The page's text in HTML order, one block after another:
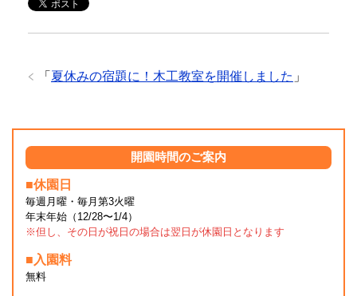
「 夏休みの宿題に！木工教室を開催しました 」
開園時間のご案内
■休園日
毎週月曜・毎月第3火曜
年末年始（12/28〜1/4）
※但し、その日が祝日の場合は翌日が休園日となります
■入園料
無料